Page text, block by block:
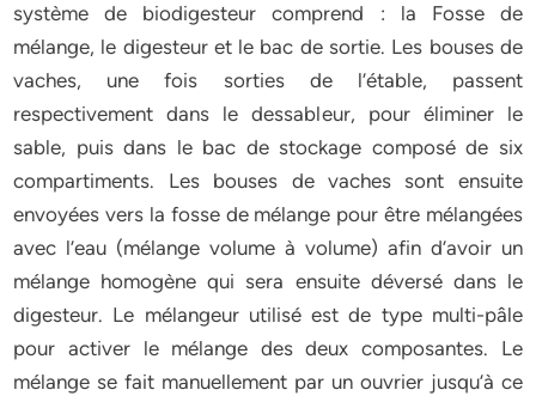
système de biodigesteur comprend : la Fosse de
mélange, le digesteur et le bac de sortie. Les bouses de
vaches, une fois sorties de l’étable, passent
respectivement dans le dessableur, pour éliminer le
sable, puis dans le bac de stockage composé de six
compartiments. Les bouses de vaches sont ensuite
envoyées vers la fosse de mélange pour être mélangées
avec l’eau (mélange volume à volume) afin d’avoir un
mélange homogène qui sera ensuite déversé dans le
digesteur. Le mélangeur utilisé est de type multi-pâle
pour activer le mélange des deux composantes. Le
mélange se fait manuellement par un ouvrier jusqu’à ce